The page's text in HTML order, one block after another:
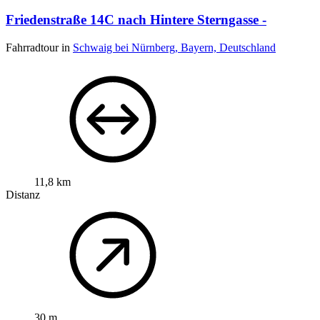
Friedenstraße 14C nach Hintere Sterngasse -
Fahrradtour in Schwaig bei Nürnberg, Bayern, Deutschland
11,8 km
Distanz
30 m